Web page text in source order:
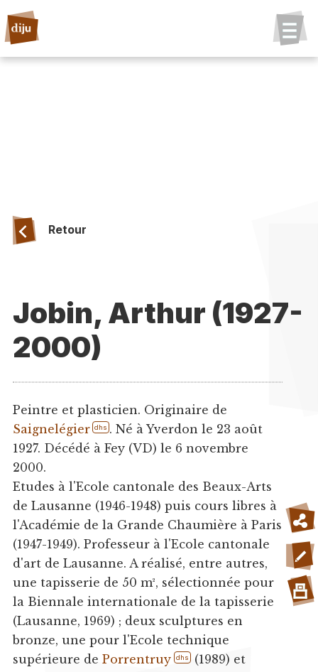
Retour
Jobin, Arthur (1927-
2000)
Peintre et plasticien. Originaire de
Saignelégier
dhs . Né à Yverdon le 23 août
1927. Décédé à Fey (VD) le 6 novembre
2000.
Etudes à l'Ecole cantonale des Beaux-Arts
de Lausanne (1946-1948) puis cours libres à
l'Académie de la Grande Chaumière à Paris
(1947-1949). Professeur à l'Ecole cantonale
d'art de Lausanne. A réalisé, entre autres,
une tapisserie de 50 m², sélectionnée pour
la Biennale internationale de la tapisserie
(Lausanne, 1969) ; deux sculptures en
bronze, une pour l'Ecole technique
supérieure de Porrentruy dhs (1989) et